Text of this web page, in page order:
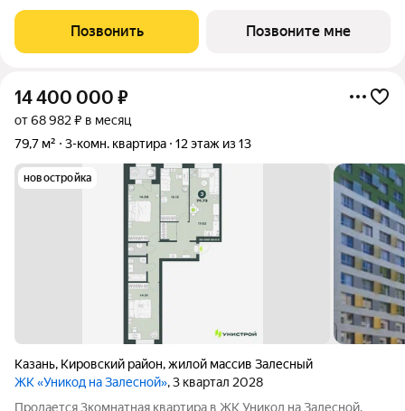
Позвонить Позвоните мне
14 400 000 ₽
от 68 982 ₽ в месяц
79,7 м²
3-комн. квартира 12 этаж из 13
новостройка
Казань, Кировский район,жилой массив Залесный
ЖК «Уникод на Залесной», 3 квартал 2028
Продается 3комнатная квартира в ЖК Уникод на Залесной.